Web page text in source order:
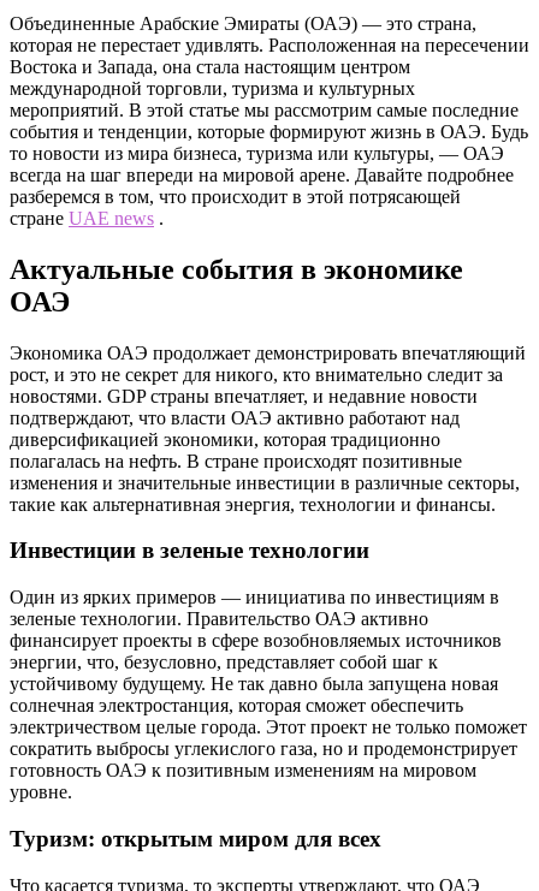
Объединенные Арабские Эмираты (ОАЭ) — это страна,
которая не перестает удивлять. Расположенная на пересечении
Востока и Запада, она стала настоящим центром
международной торговли, туризма и культурных
мероприятий. В этой статье мы рассмотрим самые последние
события и тенденции, которые формируют жизнь в ОАЭ. Будь
то новости из мира бизнеса, туризма или культуры, — ОАЭ
всегда на шаг впереди на мировой арене. Давайте подробнее
разберемся в том, что происходит в этой потрясающей
стране UAE news .
Актуальные события в экономике
ОАЭ
Экономика ОАЭ продолжает демонстрировать впечатляющий
рост, и это не секрет для никого, кто внимательно следит за
новостями. GDP страны впечатляет, и недавние новости
подтверждают, что власти ОАЭ активно работают над
диверсификацией экономики, которая традиционно
полагалась на нефть. В стране происходят позитивные
изменения и значительные инвестиции в различные секторы,
такие как альтернативная энергия, технологии и финансы.
Инвестиции в зеленые технологии
Один из ярких примеров — инициатива по инвестициям в
зеленые технологии. Правительство ОАЭ активно
финансирует проекты в сфере возобновляемых источников
энергии, что, безусловно, представляет собой шаг к
устойчивому будущему. Не так давно была запущена новая
солнечная электростанция, которая сможет обеспечить
электричеством целые города. Этот проект не только поможет
сократить выбросы углекислого газа, но и продемонстрирует
готовность ОАЭ к позитивным изменениям на мировом
уровне.
Туризм: открытым миром для всех
Что касается туризма, то эксперты утверждают, что ОАЭ